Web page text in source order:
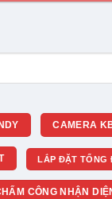
CAMERA
LẮP ĐẶT TỔNG
CÔNG NHẬN